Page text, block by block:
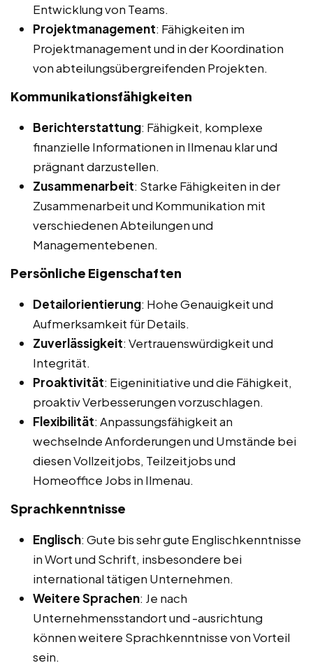
Entwicklung von Teams.
Projektmanagement: Fähigkeiten im
Projektmanagement und in der Koordination
von abteilungsübergreifenden Projekten.
Kommunikationsfähigkeiten
Berichterstattung: Fähigkeit, komplexe
finanzielle Informationen in Ilmenau klar und
prägnant darzustellen.
Zusammenarbeit: Starke Fähigkeiten in der
Zusammenarbeit und Kommunikation mit
verschiedenen Abteilungen und
Managementebenen.
Persönliche Eigenschaften
Detailorientierung: Hohe Genauigkeit und
Aufmerksamkeit für Details.
Zuverlässigkeit: Vertrauenswürdigkeit und
Integrität.
Proaktivität: Eigeninitiative und die Fähigkeit,
proaktiv Verbesserungen vorzuschlagen.
Flexibilität: Anpassungsfähigkeit an
wechselnde Anforderungen und Umstände bei
diesen Vollzeitjobs, Teilzeitjobs und
Homeoffice Jobs in Ilmenau.
Sprachkenntnisse
Englisch: Gute bis sehr gute Englischkenntnisse
in Wort und Schrift, insbesondere bei
international tätigen Unternehmen.
Weitere Sprachen: Je nach
Unternehmensstandort und -ausrichtung
können weitere Sprachkenntnisse von Vorteil
sein.